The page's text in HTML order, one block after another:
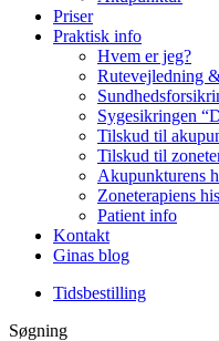
Priser
Praktisk info
Hvem er jeg?
Rutevejledning
Sygesikringen
Tilskud til
Tilskud til
Akupunkturens
Zoneterapiens
Patient info
Kontakt
Ginas blog
Tidsbestilling
Søgning